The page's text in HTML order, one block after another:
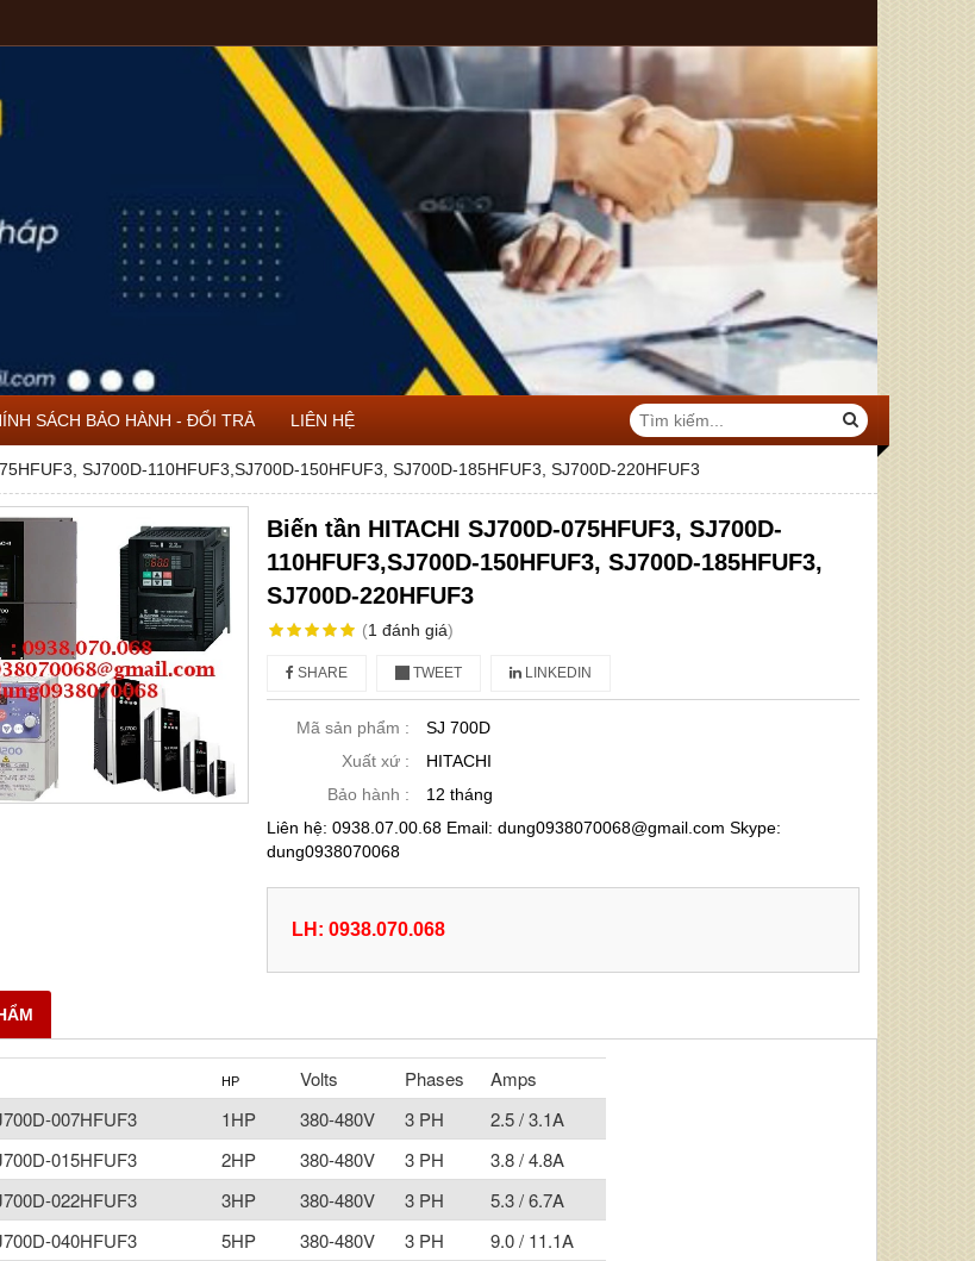
SÁCH BẢO HÀNH - ĐỔI TRẢ LIÊN HỆ
SJ700D-110HFUF3,SJ700D-150HFUF3, SJ700D-185HFUF3, SJ700D-220HFUF3
Biến tần HITACHI SJ700D-075HFUF3, SJ700D-
110HFUF3,SJ700D-150HFUF3, SJ700D-185HFUF3,
SJ700D-220HFUF3
(1 đánh giá)
SHARE TWEET LINKEDIN
Mã sản phẩm :
SJ 700D
Xuất xứ :
HITACHI
Bảo hành :
12 tháng
Liên hệ: 0938.07.00.68 Email: dung0938070068@gmail.com Skype:
dung0938070068
LH: 0938.070.068
HP Volts Phases
Amps
007HFUF3
1HP 380-480V 3 PH
2.5 / 3.1A
015HFUF3
2HP 380-480V 3 PH
3.8 / 4.8A
022HFUF3
3HP 380-480V 3 PH
5.3 / 6.7A
040HFUF3
5HP 380-480V 3 PH
9.0 / 11.1A